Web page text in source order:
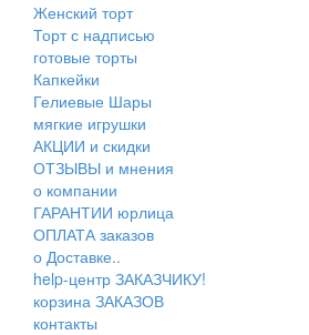
Женский торт
Торт с надписью
готовые торты
Капкейки
Гелиевые Шары
мягкие игрушки
АКЦИИ и скидки
ОТЗЫВЫ и мнения
о компании
ГАРАНТИИ юрлица
ОПЛАТА заказов
о Доставке..
help-центр ЗАКАЗЧИКУ!
корзина ЗАКАЗОВ
контакты